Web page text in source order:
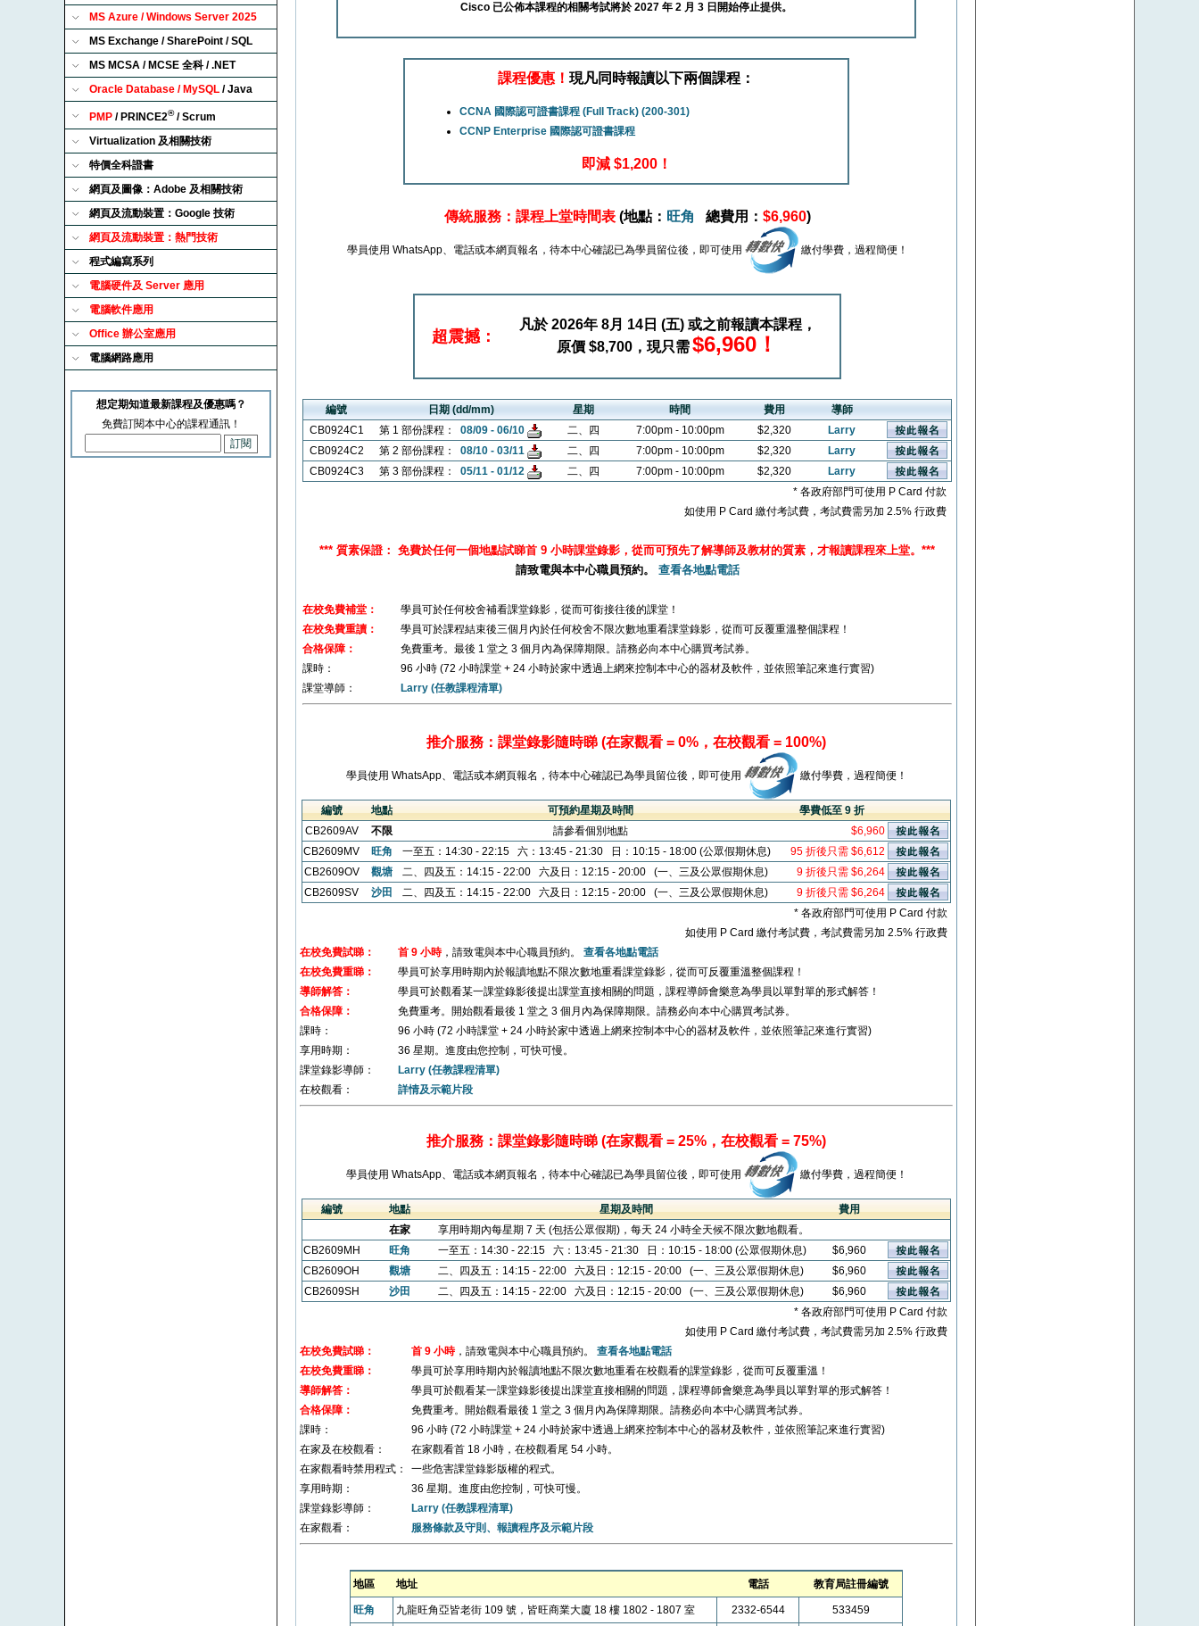
MS Azure / Windows Server 2025
MS Exchange / SharePoint / SQL
MS MCSA / MCSE 全科 / .NET
Oracle Database / MySQL / Java
PMP / PRINCE2®/ Scrum
Virtualization 及相關技術
特價全科證書
網頁及圖像：Adobe 及相關技術
網頁及流動裝置：Google 技術
網頁及流動裝置：熱門技術
程式編寫系列
電腦硬件及 Server 應用
電腦軟件應用
Office 辦公室應用
電腦網路應用
想定期知道最新課程及優惠嗎？
免費訂閱本中心的課程通訊！
Cisco 已公佈本課程的相關考試將於 2027 年 2 月 3 日開始停止提供。
課程優惠！ 現凡同時報讀以下兩個課程：
CCNA 國際認可證書課程 (Full Track) (200-301)
CCNP Enterprise 國際認可證書課程
即減 $1,200！
傳統服務： 課程上堂時間表 (地點： 旺角 總費用： $6,960)
學員使用 WhatsApp、電話或本網頁報名，待本中心確認已為學員留位後，即可使用 繳付學費，過程簡便！
超震撼：
凡於 2026年 8月 14日 (五) 或之前報讀本課程，
原價 $8,700，現只需$6,960！
編號 日期 (dd/mm) 星期 時間 費用
導師
CB0924C1
第 1 部份課程： 08/09 - 06/10 二、四 7:00pm - 10:00pm $2,320
Larry
CB0924C2
第 2 部份課程： 08/10 - 03/11 二、四 7:00pm - 10:00pm $2,320
Larry
CB0924C3
第 3 部份課程： 05/11 - 01/12 二、四 7:00pm - 10:00pm $2,320
Larry
* 各政府部門可使用 P Card 付款
如使用 P Card 繳付考試費，考試費需另加 2.5% 行政費
*** 質素保證： 免費於任何一個地點試睇首 9 小時課堂錄影，從而可預先了解導師及教材的質素，才報讀課程來上堂。***
請致電與本中心職員預約。 查看各地點電話
在校免費補堂：
學員可於任何校舍補看課堂錄影，從而可銜接往後的課堂！
在校免費重讀：
學員可於課程結束後三個月內於任何校舍不限次數地重看課堂錄影，從而可反覆重溫整個課程！
合格保障：
免費重考。最後 1 堂之 3 個月內為保障期限。請務必向本中心購買考試券。
課時：
96 小時 (72 小時課堂 + 24 小時於家中透過上網來控制本中心的器材及軟件，並依照筆記來進行實習)
課堂導師：
Larry (任教課程清單)
推介服務：課堂錄影隨時睇 (在家觀看 = 0%，在校觀看 = 100%)
學員使用 WhatsApp、電話或本網頁報名，待本中心確認已為學員留位後，即可使用 繳付學費，過程簡便！
編號 地點 可預約星期及時間
學費低至 9 折
CB2609AV
不限 請參看個別地點
$6,960
CB2609MV
旺角 一至五：14:30 - 22:15 六：13:45 - 21:30 日：10:15 - 18:00 (公眾假期休息)
95 折後只需 $6,612
CB2609OV
觀塘 二、四及五：14:15 - 22:00 六及日：12:15 - 20:00 (一、三及公眾假期休息)
9 折後只需 $6,264
CB2609SV
沙田 二、四及五：14:15 - 22:00 六及日：12:15 - 20:00 (一、三及公眾假期休息)
9 折後只需 $6,264
* 各政府部門可使用 P Card 付款
如使用 P Card 繳付考試費，考試費需另加 2.5% 行政費
在校免費試睇：
首 9 小時，請致電與本中心職員預約。 查看各地點電話
在校免費重睇：
學員可於享用時期內於報讀地點不限次數地重看課堂錄影，從而可反覆重溫整個課程！
導師解答：
學員可於觀看某一課堂錄影後提出課堂直接相關的問題，課程導師會樂意為學員以單對單的形式解答！
合格保障：
免費重考。開始觀看最後 1 堂之 3 個月內為保障期限。請務必向本中心購買考試券。
課時：
96 小時 (72 小時課堂 + 24 小時於家中透過上網來控制本中心的器材及軟件，並依照筆記來進行實習)
享用時期：
36 星期。進度由您控制，可快可慢。
課堂錄影導師：
Larry (任教課程清單)
在校觀看：
詳情及示範片段
推介服務：課堂錄影隨時睇 (在家觀看 = 25%，在校觀看 = 75%)
學員使用 WhatsApp、電話或本網頁報名，待本中心確認已為學員留位後，即可使用 繳付學費，過程簡便！
編號 地點 星期及時間
費用
在家
享用時期內每星期 7 天 (包括公眾假期)，每天 24 小時全天候不限次數地觀看。
CB2609MH
旺角 一至五：14:30 - 22:15 六：13:45 - 21:30 日：10:15 - 18:00 (公眾假期休息)
$6,960
CB2609OH
觀塘 二、四及五：14:15 - 22:00 六及日：12:15 - 20:00 (一、三及公眾假期休息)
$6,960
CB2609SH
沙田 二、四及五：14:15 - 22:00 六及日：12:15 - 20:00 (一、三及公眾假期休息)
$6,960
* 各政府部門可使用 P Card 付款
如使用 P Card 繳付考試費，考試費需另加 2.5% 行政費
在校免費試睇：
首 9 小時，請致電與本中心職員預約。 查看各地點電話
在校免費重睇：
學員可於享用時期內於報讀地點不限次數地重看在校觀看的課堂錄影，從而可反覆重溫！
導師解答：
學員可於觀看某一課堂錄影後提出課堂直接相關的問題，課程導師會樂意為學員以單對單的形式解答！
合格保障：
免費重考。開始觀看最後 1 堂之 3 個月內為保障期限。請務必向本中心購買考試券。
課時：
96 小時 (72 小時課堂 + 24 小時於家中透過上網來控制本中心的器材及軟件，並依照筆記來進行實習)
在家及在校觀看：
在家觀看首 18 小時，在校觀看尾 54 小時。
在家觀看時禁用程式：
一些危害課堂錄影版權的程式。
享用時期：
36 星期。進度由您控制，可快可慢。
課堂錄影導師：
Larry (任教課程清單)
在家觀看：
服務條款及守則、報讀程序及示範片段
地區 地址 電話 教育局註冊編號
旺角 九龍旺角亞皆老街 109 號，皆旺商業大廈 18 樓 1802 - 1807 室 2332-6544 533459